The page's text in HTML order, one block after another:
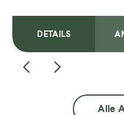
DETAILS
Alle